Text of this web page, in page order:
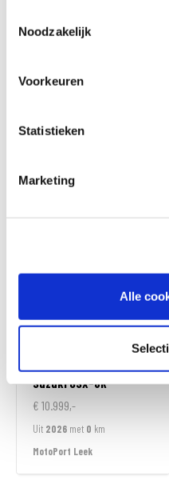
Noodzakelijk
Voorkeuren
Statistieken
Marketing
Alle
MotoPort Goes
SuzukiGSX-8R
€ 10.999,-
Uit 2026 met 0 km
MotoPort Leek